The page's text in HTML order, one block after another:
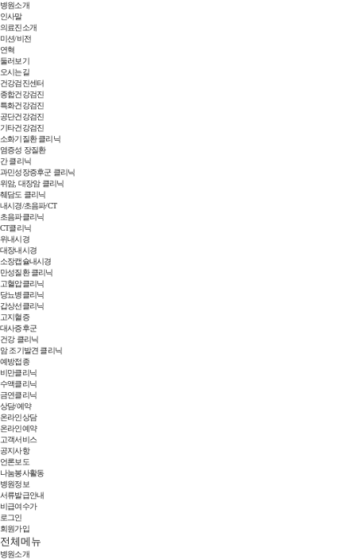
병원소개
인사말
의료진소개
미션/비전
연혁
둘러보기
오시는길
건강검진센터
종합건강검진
특화건강검진
공단건강검진
기타건강검진
소화기질환 클리닉
염증성 장질환
간 클리닉
과민성장증후군 클리닉
위암, 대장암 클리닉
췌담도 클리닉
내시경/초음파/CT
초음파클리닉
CT클리닉
위내시경
대장내시경
소장캡슐내시경
만성질환 클리닉
고혈압클리닉
당뇨병클리닉
갑상선클리닉
고지혈증
대사증후군
건강 클리닉
암 조기발견 클리닉
예방접종
비만클리닉
수액클리닉
금연클리닉
상담/예약
온라인상담
온라인예약
고객서비스
공지사항
언론보도
나눔봉사활동
병원정보
서류발급안내
비급여수가
로그인
회원가입
전체메뉴
병원소개